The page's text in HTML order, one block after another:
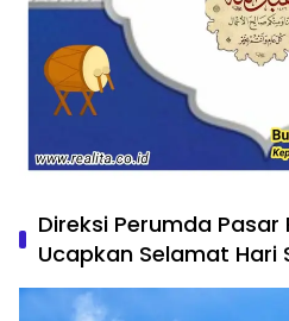
Direksi Perumda
Ucapkan Selamat Hari